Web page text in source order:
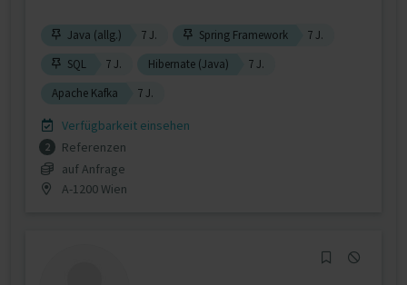
Java (allg.) 7 J. Spring Framework
7 J.
SQL
7 J. Hibernate (Java)
7 J.
Apache Kafka
7 J.
Verfügbarkeit einsehen
2
Referenzen
auf Anfrage
A-1200 Wien